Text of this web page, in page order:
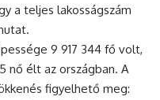
a teljes lakosságszám
9 917 344 fő volt,
nő élt az országban. A
figyelhető meg: